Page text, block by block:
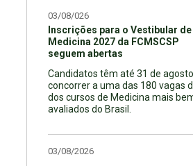
03/08/026
Inscrições para o Vestibular de
Medicina 2027 da FCMSCSP
seguem abertas
Candidatos têm até 31 de
concorrer a uma das 180 vagas
dos cursos de Medicina mais
avaliados do Brasil.
03/08/2026